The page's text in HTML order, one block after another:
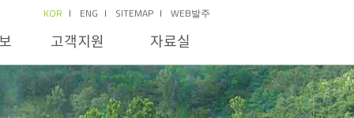
KOR ENG SITEMAP WEB발주
고객지원 자료실